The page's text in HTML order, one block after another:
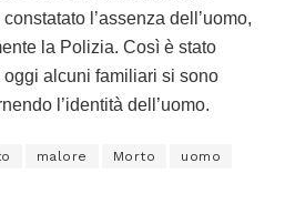
l’assenza dell’uomo,
la Polizia. Così è stato
alcuni familiari si sono
l’identità dell’uomo.
malore Morto uomo